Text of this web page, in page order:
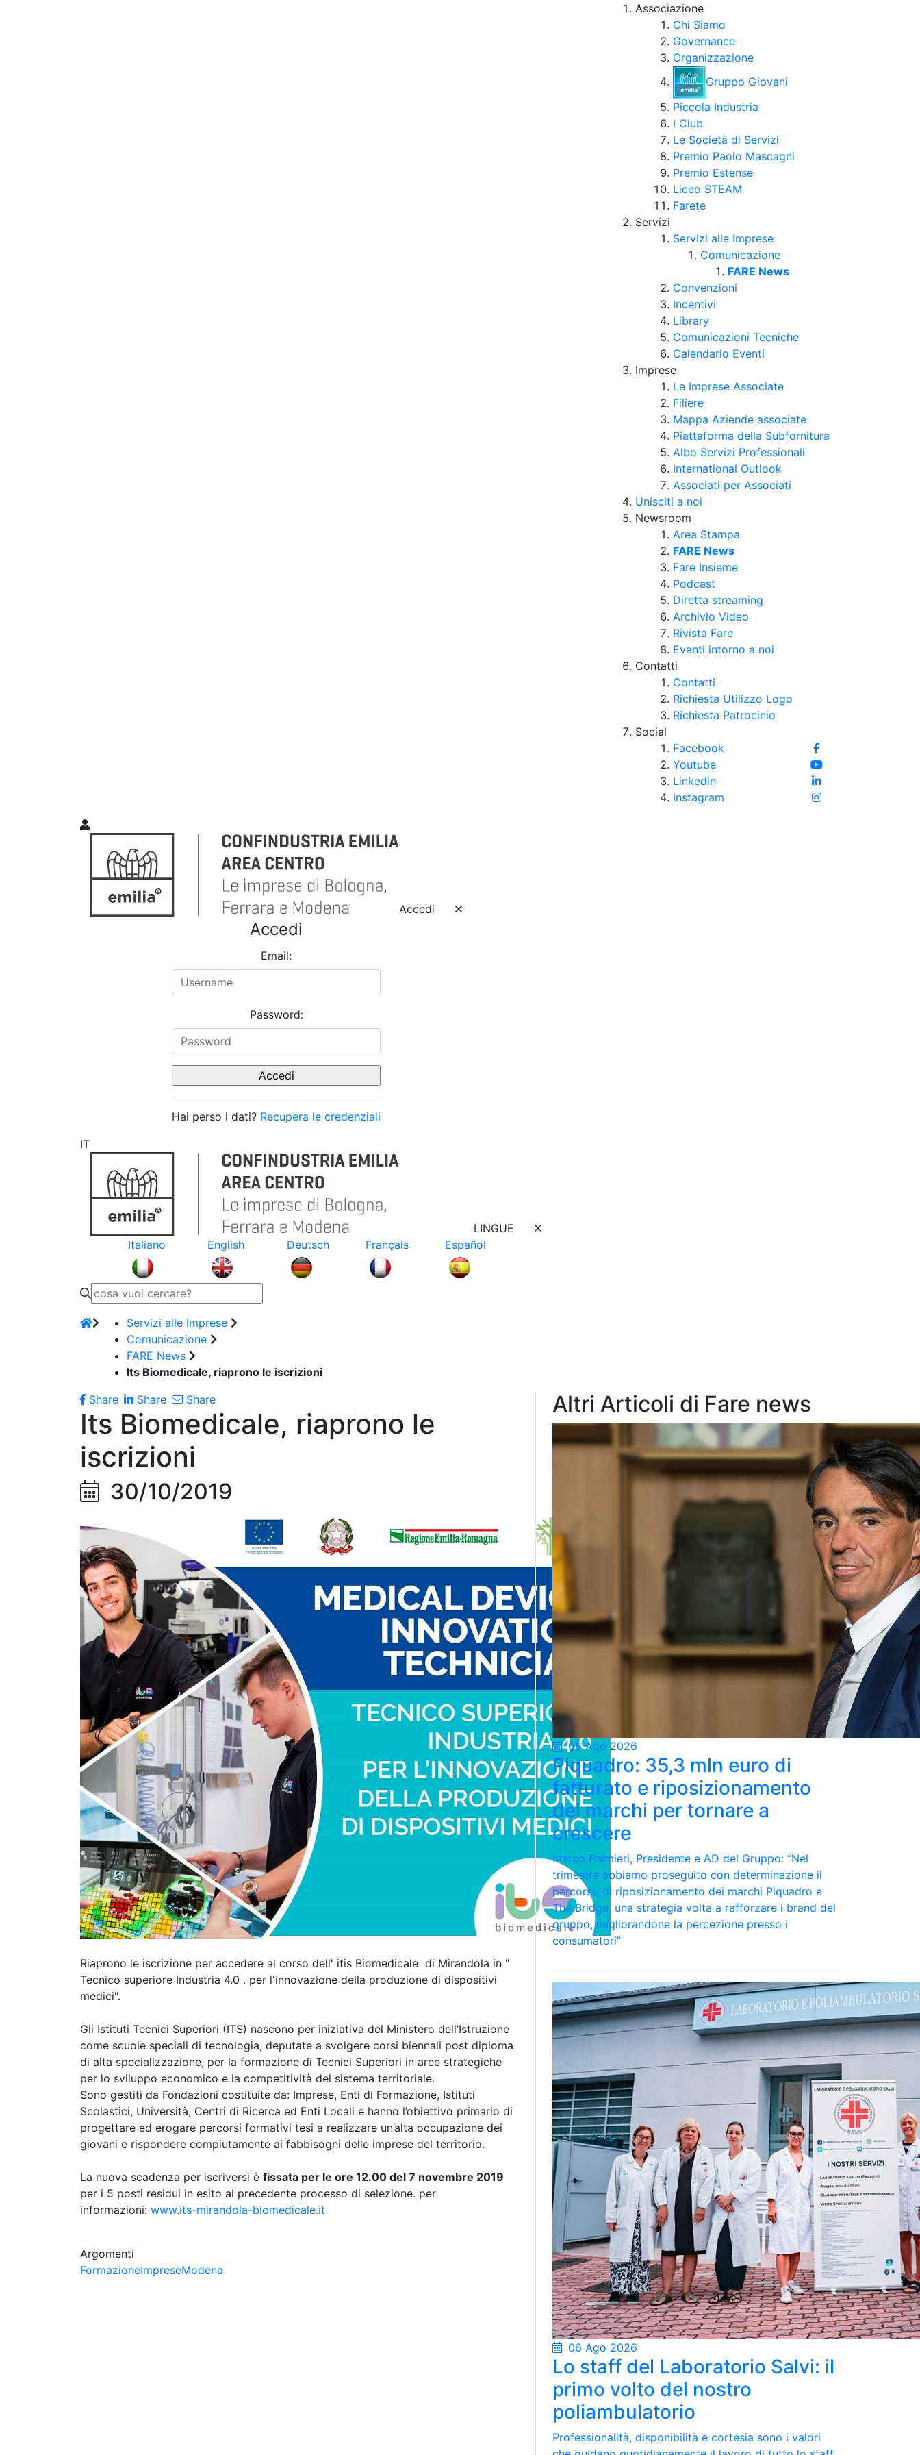
Associazione
Chi Siamo
Governance
Organizzazione
Gruppo Giovani
Piccola Industria
I Club
Le Società di Servizi
Premio Paolo Mascagni
Premio Estense
Liceo STEAM
Farete
Servizi
Servizi alle Imprese
Comunicazione
FARE News
Convenzioni
Incentivi
Library
Comunicazioni Tecniche
Calendario Eventi
Imprese
Le Imprese Associate
Filiere
Mappa Aziende associate
Piattaforma della Subfornitura
Albo Servizi Professionali
International Outlook
Associati per Associati
Unisciti a noi
Newsroom
Area Stampa
FARE News
Fare Insieme
Podcast
Diretta streaming
Archivio Video
Rivista Fare
Eventi intorno a noi
Contatti
Contatti
Richiesta Utilizzo Logo
Richiesta Patrocinio
Social
Facebook
Youtube
Linkedin
Instagram
Accedi
Accedi
Email:
Password:
Hai perso i dati? Recupera le credenziali
IT
LINGUE
Italiano
English Deutsch Français Español
Servizi alle Imprese
Comunicazione
FARE News
Its Biomedicale, riaprono le iscrizioni
Share
Share Share
Its Biomedicale, riaprono le
iscrizioni
30/10/2019
Riaprono le iscrizione per accedere al corso dell' itis Biomedicale di Mirandola in "
Tecnico superiore Industria 4.0 . per l'innovazione della produzione di dispositivi
medici".
Gli Istituti Tecnici Superiori (ITS) nascono per iniziativa del Ministero dell’Istruzione
come scuole speciali di tecnologia, deputate a svolgere corsi biennali post diploma
di alta specializzazione, per la formazione di Tecnici Superiori in aree strategiche
per lo sviluppo economico e la competitività del sistema territoriale.
Sono gestiti da Fondazioni costituite da: Imprese, Enti di Formazione, Istituti
Scolastici, Università, Centri di Ricerca ed Enti Locali e hanno l’obiettivo primario di
progettare ed erogare percorsi formativi tesi a realizzare un’alta occupazione dei
giovani e rispondere compiutamente ai fabbisogni delle imprese del territorio.
La nuova scadenza per iscriversi è fissata per le ore 12.00 del 7 novembre 2019
per i 5 posti residui in esito al precedente processo di selezione. per
informazioni: www.its-mirandola-biomedicale.it
Argomenti
FormazioneImpreseModena
Altri Articoli di Fare news
06 Ago 2026
Piquadro: 35,3 mln euro di
fatturato e riposizionamento
dei marchi per tornare a
crescere
Marco Palmieri, Presidente e AD del Gruppo: “Nel
trimestre abbiamo proseguito con determinazione il
percorso di riposizionamento dei marchi Piquadro e
The Bridge, una strategia volta a rafforzare i brand del
gruppo, migliorandone la percezione presso i
consumatori”
06 Ago 2026
Lo staff del Laboratorio Salvi: il
primo volto del nostro
poliambulatorio
Professionalità, disponibilità e cortesia sono i valori